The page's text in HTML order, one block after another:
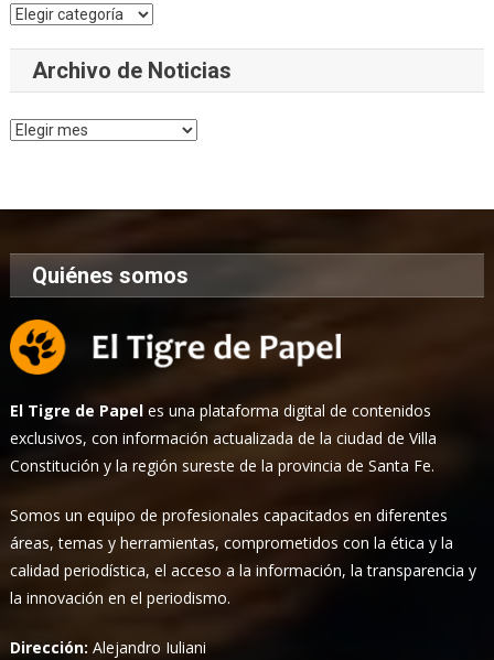
Categorías
Archivo de Noticias
Archivo
Quiénes somos
El Tigre de Papel es una plataforma digital de contenidos
exclusivos, con información actualizada de la ciudad de Villa
Constitución y la región sureste de la provincia de Santa Fe.
Somos un equipo de profesionales capacitados en diferentes
áreas, temas y herramientas, comprometidos con la ética y la
calidad periodística, el acceso a la información, la transparencia y
la innovación en el periodismo.
Dirección:Alejandro Iuliani